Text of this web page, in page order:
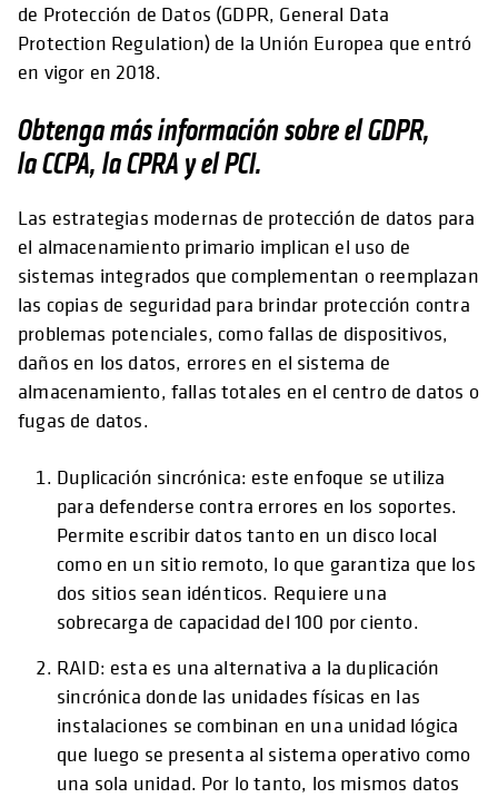
de Protección de Datos (GDPR, General Data
Protection Regulation) de la Unión Europea que entró
en vigor en 2018.
Obtenga más información sobre el GDPR,
la CCPA, la CPRA y el PCI.
Las estrategias modernas de protección de datos para
el almacenamiento primario implican el uso de
sistemas integrados que complementan o reemplazan
las copias de seguridad para brindar protección contra
problemas potenciales, como fallas de dispositivos,
daños en los datos, errores en el sistema de
almacenamiento, fallas totales en el centro de datos o
fugas de datos.
Duplicación sincrónica: este enfoque se utiliza
para defenderse contra errores en los soportes.
Permite escribir datos tanto en un disco local
como en un sitio remoto, lo que garantiza que los
dos sitios sean idénticos. Requiere una
sobrecarga de capacidad del 100 por ciento.
RAID: esta es una alternativa a la duplicación
sincrónica donde las unidades físicas en las
instalaciones se combinan en una unidad lógica
que luego se presenta al sistema operativo como
una sola unidad. Por lo tanto, los mismos datos